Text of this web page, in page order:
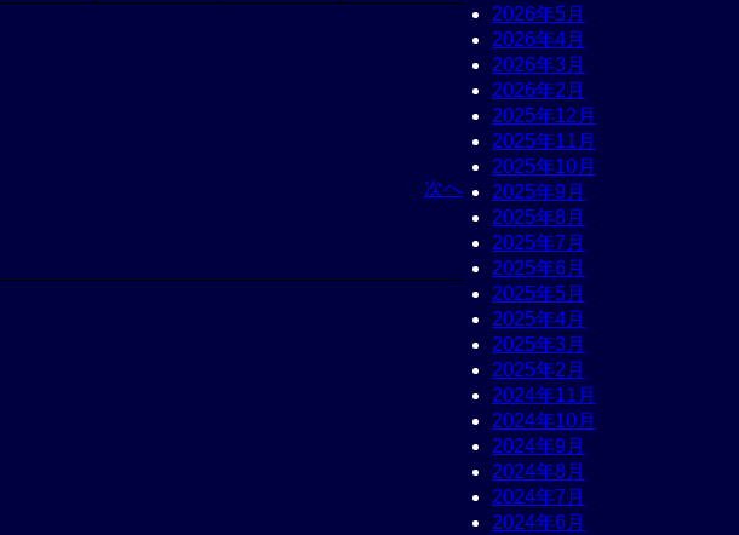
次へ
2026年5月
2026年4月
2026年3月
2026年2月
2025年12月
2025年11月
2025年10月
2025年9月
2025年8月
2025年7月
2025年6月
2025年5月
2025年4月
2025年3月
2025年2月
2024年11月
2024年10月
2024年9月
2024年8月
2024年7月
2024年6月